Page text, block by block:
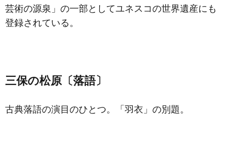
芸術の源泉」の一部としてユネスコの世界遺産にも
登録されている。
三保の松原〔落語〕
古典落語の演目のひとつ。「羽衣」の別題。